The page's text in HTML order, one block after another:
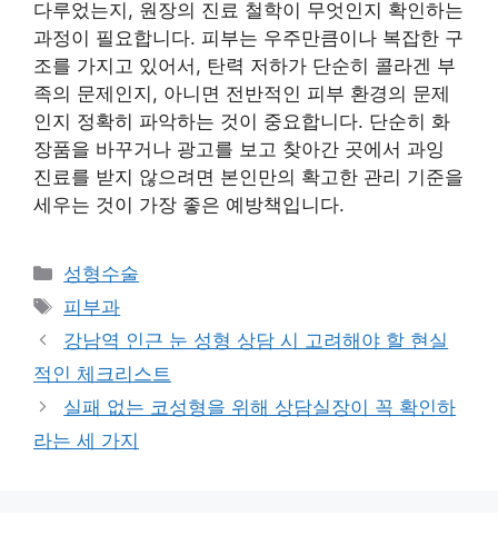
다루었는지, 원장의 진료 철학이 무엇인지 확인하는
과정이 필요합니다. 피부는 우주만큼이나 복잡한 구
조를 가지고 있어서, 탄력 저하가 단순히 콜라겐 부
족의 문제인지, 아니면 전반적인 피부 환경의 문제
인지 정확히 파악하는 것이 중요합니다. 단순히 화
장품을 바꾸거나 광고를 보고 찾아간 곳에서 과잉
진료를 받지 않으려면 본인만의 확고한 관리 기준을
세우는 것이 가장 좋은 예방책입니다.
카
테
리
성형수술
태
그
피부과
강남역 인근 눈 성형 상담 시 고려해야 할 현실
적인 체크리스트
실패 없는 코성형을 위해 상담실장이 꼭 확인하
라는 세 가지